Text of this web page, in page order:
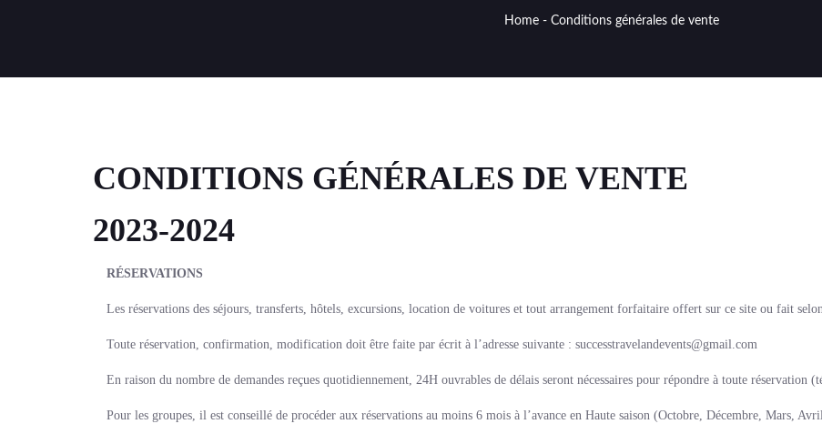
Home - Conditions générales de vente
CONDITIONS GÉNÉRALES DE VENTE
2023-2024
RÉSERVATIONS
Les réservations des séjours, transferts, hôtels, excursions, location de voitures et tout arrangement forfaitaire offert sur ce site ou fait
Toute réservation, confirmation, modification doit être faite par écrit à l’adresse suivante : successtravelandevents@gmail.com
En raison du nombre de demandes reçues quotidiennement, 24H ouvrables de délais seront nécessaires pour répondre à toute réservation
Pour les groupes, il est conseillé de procéder aux réservations au moins 6 mois à l’avance en Haute saison (Octobre, Décembre, Mars,